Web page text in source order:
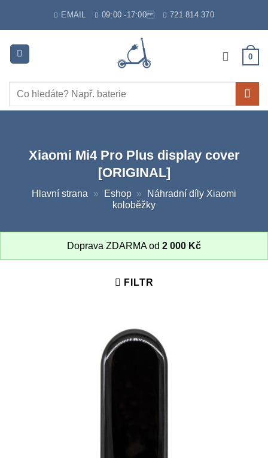
EMAIL 09:00 -17:00 721 814 370
0
Hledat:
Xiaomi Mi4 Pro Plus display cover
[ORIGINAL]
Hlavní strana » Eshop »
Náhradní díly Xiaomi
koloběžky
Doprava ZDARMA od 2 000 Kč
FILTR